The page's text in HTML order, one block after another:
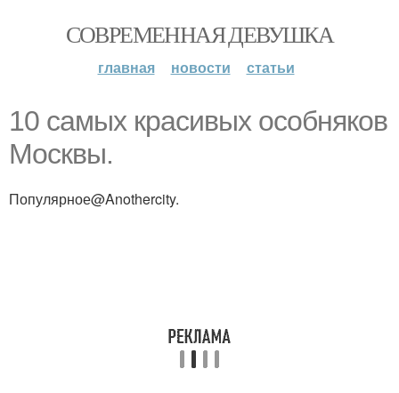
СОВРЕМЕННАЯ ДЕВУШКА
главная новости статьи
10 самых красивых особняков
Москвы.
Популярное@Anothercity.